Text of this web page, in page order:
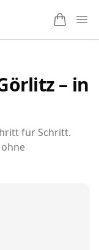
– in
für Schritt.